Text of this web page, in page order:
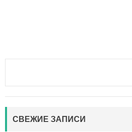
a
СВЕЖИЕ ЗАПИСИ